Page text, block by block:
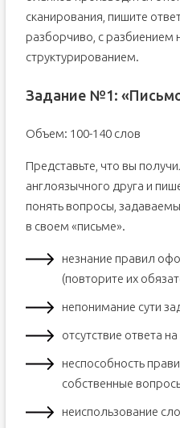
сканирования, пишите
разборчиво, с разбиением
структурированием.
Задание №1:
Объем: 100-140 слов
Представьте, что вы
англоязычного друга и
понять вопросы,
в своем «письме».
незнание правил
(повторите их
непонимание сути
отсутствие ответа
неспособность
собственные
неиспользование